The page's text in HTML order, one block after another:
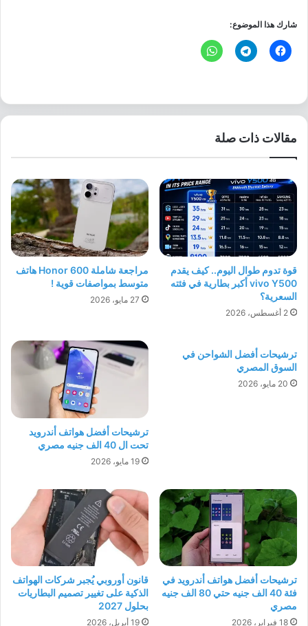
شارك هذا الموضوع:
مقالات ذات صلة
قوة تدوم طوال اليوم.. كيف يقدم
vivo Y500 أكبر بطارية في فئته
السعرية؟
2 أغسطس، 2026
مراجعة شاملة Honor 600 هاتف
متوسط بمواصفات قوية !
27 مايو، 2026
ترشيحات أفضل الشواحن في
السوق المصري
20 مايو، 2026
ترشيحات أفضل هواتف أندرويد
تحت ال 40 الف جنيه مصري
19 مايو، 2026
ترشيحات أفضل هواتف أندرويد في
فئة 40 الف جنيه حتي 80 الف جنيه
مصري
18 فبراير، 2026
قانون أوروبي يُجبر شركات الهواتف
الذكية على تغيير تصميم البطاريات
بحلول 2027
19 أبريل، 2026